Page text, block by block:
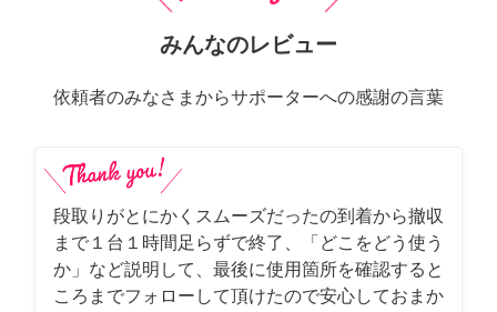
みんなのレビュー
依頼者のみなさまからサポーターへの感謝の言葉
段取りがとにかくスムーズだったの到着から撤収
まで１台１時間足らずで終了、「どこをどう使う
か」など説明して、最後に使用箇所を確認すると
ころまでフォローして頂けたので安心しておまか